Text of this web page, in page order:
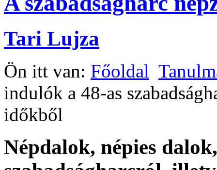
Tari Lujza
Ön itt van: Főoldal
indulók a 48-as
időkből
Népdalok, népies